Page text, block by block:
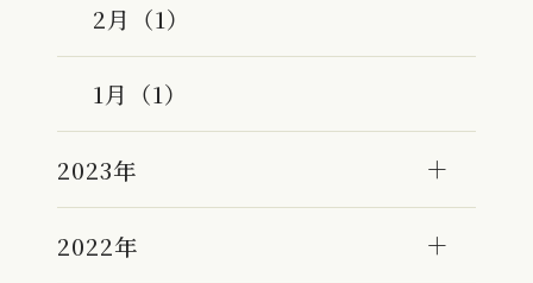
2月（1）
1月（1）
2023年
2022年